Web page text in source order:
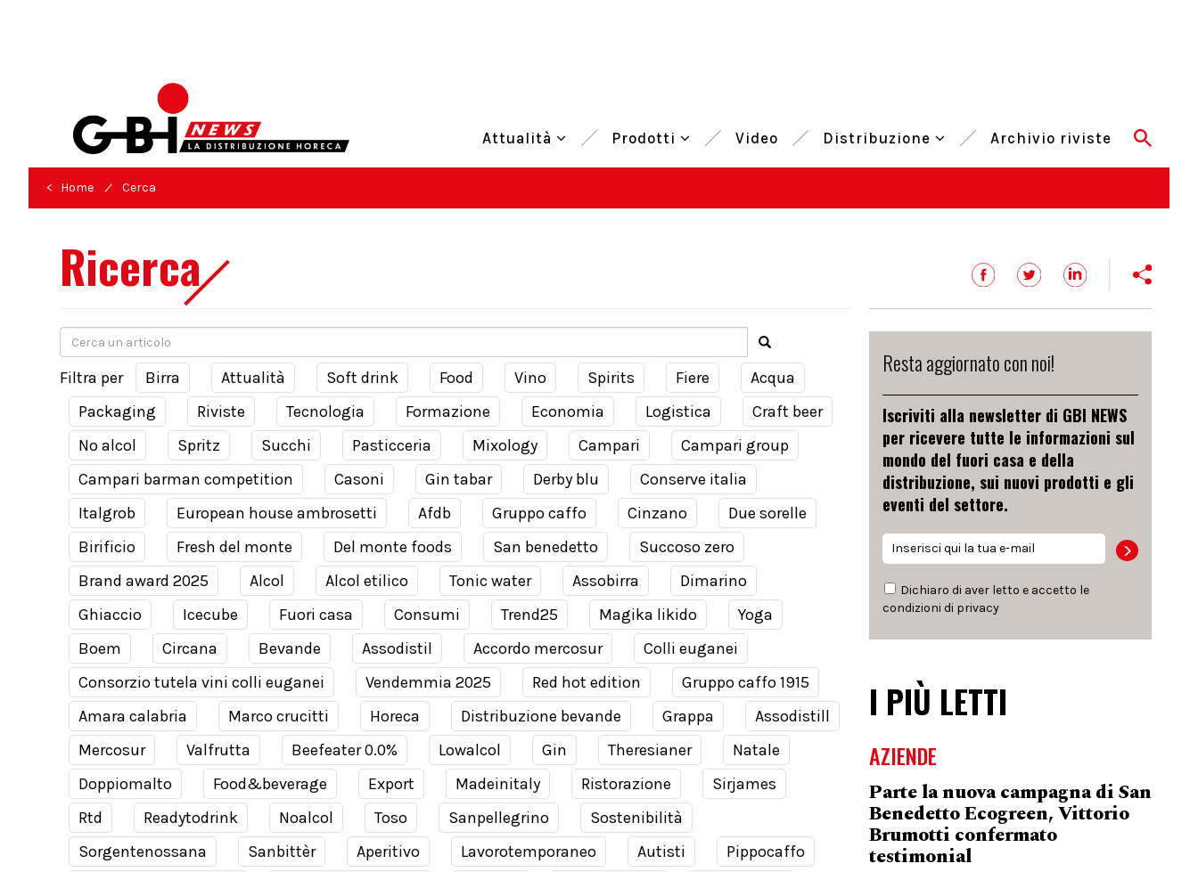
Attualità Prodotti Video Distribuzione Archivio riviste
< Home / Cerca
Ricerca
Filtra per Birra Attualità Soft drink Food Vino Spirits Fiere
Acqua
Packaging
Riviste Tecnologia Formazione Economia Logistica
Craft beer
No alcol
Spritz Succhi Pasticceria Mixology Campari
Campari group
Campari barman competition
Casoni Gin tabar Derby blu
Conserve italia
Italgrob
European house ambrosetti Afdb Gruppo caffo Cinzano
Due sorelle
Birificio
Fresh del monte Del monte foods San benedetto
Succoso zero
Brand award 2025
Alcol Alcol etilico Tonic water Assobirra
Dimarino
Ghiaccio
Icecube Fuori casa Consumi Trend25 Magika likido
Yoga
Boem
Circana Bevande Assodistil Accordo mercosur
Colli euganei
Consorzio tutela vini colli euganei
Vendemmia 2025 Red hot edition
Gruppo caffo 1915
Amara calabria
Marco crucitti Horeca Distribuzione bevande Grappa
Assodistill
Mercosur
Valfrutta Beefeater 0.0% Lowalcol Gin Theresianer
Natale
Doppiomalto
Food&beverage Export Madeinitaly Ristorazione
Sirjames
Rtd
Readytodrink Noalcol Toso Sanpellegrino
Sostenibilità
Sorgentenossana
Sanbittèr Aperitivo Lavorotemporaneo Autisti
Pippocaffo
Resta aggiornato con noi!
Iscriviti alla newsletter di GBI NEWS
per ricevere tutte le informazioni sul
mondo del fuori casa e della
distribuzione, sui nuovi prodotti e gli
eventi del settore.
Dichiaro di aver letto e accetto le
condizioni di privacy
I PIÙ LETTI
AZIENDE
Parte la nuova campagna di San
Benedetto Ecogreen, Vittorio
Brumotti confermato
testimonial